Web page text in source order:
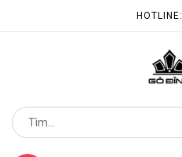
HOTLINE: